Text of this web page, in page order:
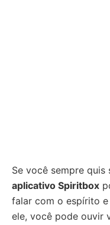
Se você sempre quis
aplicativo Spiritbox
falar com o espírito
ele, você pode ouvir